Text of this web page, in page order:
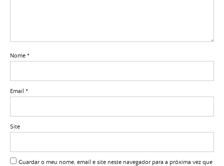
Nome *
Email *
Site
Guardar o meu nome, email e site neste navegador para a próxima vez que